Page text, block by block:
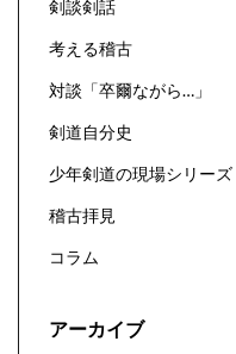
剣談剣話
考える稽古
対談「卒爾ながら…」
剣道自分史
少年剣道の現場シリーズ
稽古拝見
コラム
アーカイブ